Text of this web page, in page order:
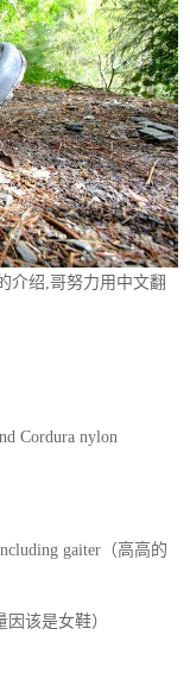
介绍,哥努力用中文翻
Cordura nylon
gaiter（高高的
该是女鞋）